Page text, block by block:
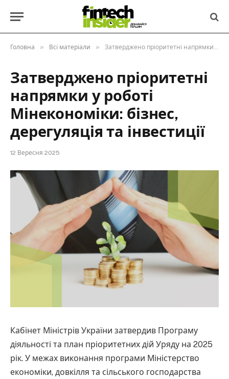
Головна » Всі матеріали » Затверджено пріоритетні напрямки у роботі Мінекономіки: бізнес, дерегуляція та інвестиції
Затверджено пріоритетні
напрямки у роботі
Мінекономіки: бізнес,
дерегуляція та інвестиції
12 Вересня 2025
Кабінет Міністрів України затвердив Програму
діяльності та план пріоритетних дій Уряду на 2025
рік. У межах виконання програми Міністерство
економіки, довкілля та сільського господарства